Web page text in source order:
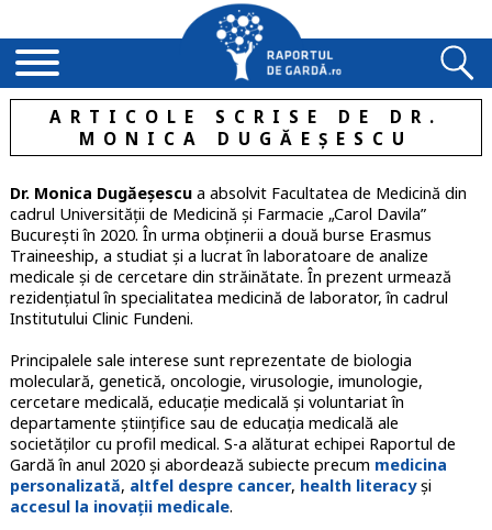
ARTICOLE SCRISE DE DR.
MONICA DUGĂEȘESCU
Dr. Monica Dugăeșescua absolvit Facultatea de Medicină din
cadrul Universității de Medicină și Farmacie „Carol Davila”
București în 2020. În urma obținerii a două burse Erasmus
Traineeship, a studiat și a lucrat în laboratoare de analize
medicale și de cercetare din străinătate. În prezent urmează
rezidențiatul în specialitatea medicină de laborator, în cadrul
Institutului Clinic Fundeni.
Principalele sale interese sunt reprezentate de biologia
moleculară, genetică, oncologie, virusologie, imunologie,
cercetare medicală, educație medicală și voluntariat în
departamente științifice sau de educația medicală ale
societăților cu profil medical. S-a alăturat echipei Raportul de
Gardă în anul 2020 și abordează subiecte precum medicina
personalizată, altfel despre cancer, health literacyși
accesul la inovații medicale.